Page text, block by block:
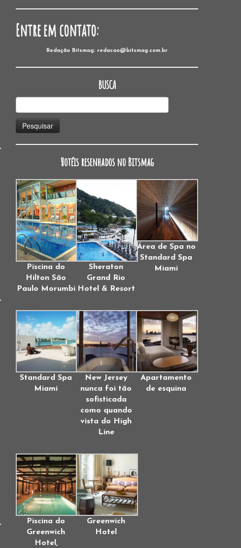
Entre em contato:
Redação Bitsmag: redacao@bitsmag.com.br
BUSCA
por:
Hotéis resenhados no Bitsmag
Piscina do
Hilton São
Paulo Morumbi
Sheraton
Grand Rio
Hotel & Resort
Área de Spa no
Standard Spa
Miami
Standard Spa
Miami
New Jersey
nunca foi tão
sofisticada
como quando
vista do High
Line
Apartamento
de esquina
Piscina do
Greenwich
Hotel,
Greenwich
Hotel